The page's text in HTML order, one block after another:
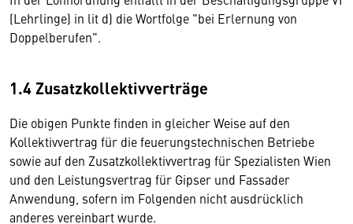
(Lehrlinge) in lit d) die Wortfolge "bei Erlernung von
Doppelberufen".
1.4 Zusatzkollektivverträge
Die obigen Punkte finden in gleicher Weise auf den
Kollektivvertrag für die feuerungstechnischen Betriebe
sowie auf den Zusatzkollektivvertrag für Spezialisten Wien
und den Leistungsvertrag für Gipser und Fassader
Anwendung, sofern im Folgenden nicht ausdrücklich
anderes vereinbart wurde.